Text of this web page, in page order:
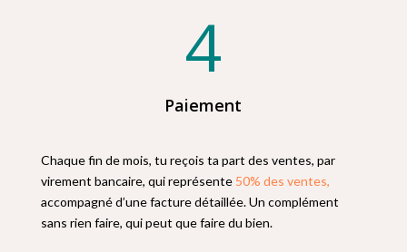
4
Paiement
Chaque fin de mois, tu reçois ta part des ventes, par
virement bancaire, qui représente 50% des ventes,
accompagné d’une facture détaillée.Un complément
sans rien faire, qui peut que faire du bien.